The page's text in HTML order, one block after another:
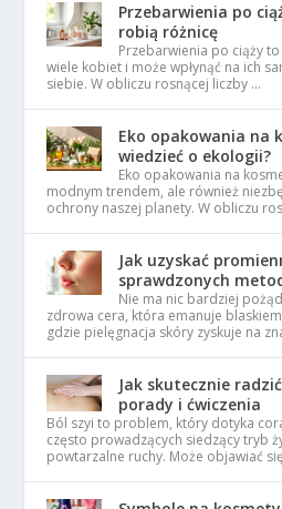
Przebarwienia po
robią różnicę
Przebarwienia po ciąży
wiele kobiet i może wpłynąć na ich
siebie. W obliczu rosnącej liczby …
Eko opakowania na
wiedzieć o ekologii?
Eko opakowania na
modnym trendem, ale również
ochrony naszej planety. W obliczu
Jak uzyskać
sprawdzonych
Nie ma nic bardziej
zdrowa cera, która emanuje
gdzie pielęgnacja skóry zyskuje na
Jak skutecznie
porady i ćwiczenia
Ból szyi to problem, który dotyka
często prowadzących siedzący tryb
powtarzalne ruchy. Może objawiać